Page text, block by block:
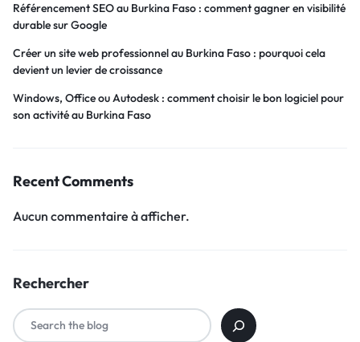
Référencement SEO au Burkina Faso : comment gagner en visibilité
durable sur Google
Créer un site web professionnel au Burkina Faso : pourquoi cela
devient un levier de croissance
Windows, Office ou Autodesk : comment choisir le bon logiciel pour
son activité au Burkina Faso
Recent Comments
Aucun commentaire à afficher.
Rechercher